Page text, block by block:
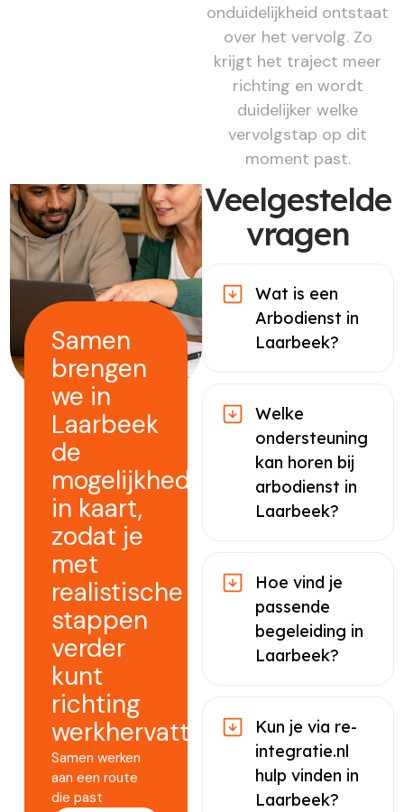
onduidelijkheid ontstaat
over het vervolg. Zo
krijgt het traject meer
richting en wordt
duidelijker welke
vervolgstap op dit
moment past.
Samen
brengen
we in
Laarbeek
de
mogelijkheden
in kaart,
zodat je
met
realistische
stappen
verder
kunt
richting
werkhervatting.
Samen werken
aan een route
die past
Veelgestelde
vragen
Wat is een
Arbodienst in
Laarbeek?
Welke
ondersteuning
kan horen bij
arbodienst in
Laarbeek?
Hoe vind je
passende
begeleiding in
Laarbeek?
Kun je via re-
integratie.nl
hulp vinden in
Laarbeek?